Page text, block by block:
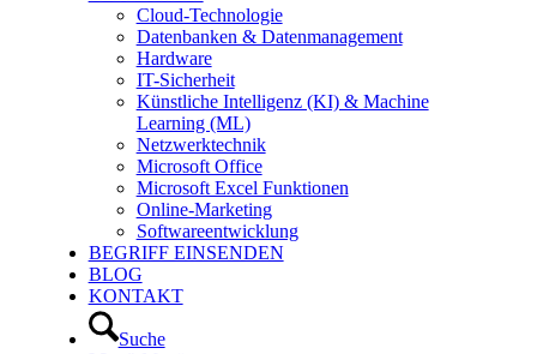
Cloud-Technologie
Datenbanken & Datenmanagement
Hardware
IT-Sicherheit
Künstliche Intelligenz (KI) & Machine
Learning (ML)
Netzwerktechnik
Microsoft Office
Microsoft Excel Funktionen
Online-Marketing
Softwareentwicklung
BEGRIFF EINSENDEN
BLOG
KONTAKT
Suche